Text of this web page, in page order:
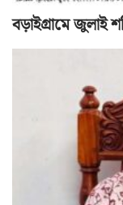
বড়াইগ্রামে জুলাই